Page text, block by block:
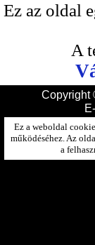
Ez az oldal
A
Copyright
Ez a weboldal
működéséhez. Az
a